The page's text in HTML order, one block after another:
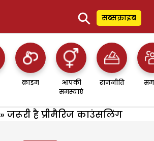
⚲ सब्सक्राइब
क्राइम
आपकी
समस्याएं
राजनीति
» जरूरी है प्रीमैरिज काउंसलिंग